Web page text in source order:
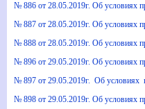
№ 886 от 28.05.2019г. Об условиях
№ 887 от 28.05.2019г. Об условиях
№ 888 от 28.05.2019г. Об условиях
№ 896 от 29.05.2019г. Об условиях
№ 897 от 29.05.2019г. Об условиях
№ 898 от 29.05.2019г. Об условиях